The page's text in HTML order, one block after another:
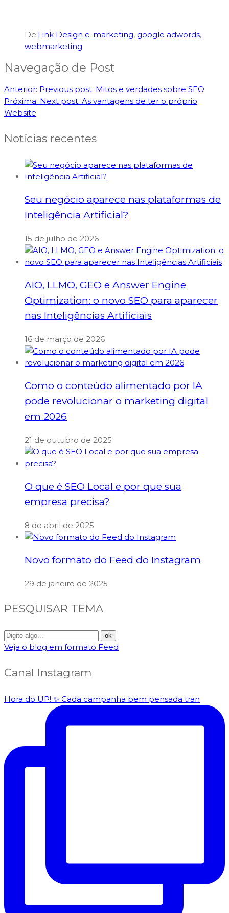
De:Link Design e-marketing, google adwords,
webmarketing
Navegação de Post
Anterior: Previous post: Mitos e verdades sobre SEO
Próxima: Next post: As vantagens de ter o próprio
Website
Notícias recentes
Seu negócio aparece nas plataformas de
Inteligência Artificial?
15 de julho de 2026
AIO, LLMO, GEO e Answer Engine
Optimization: o novo SEO para aparecer
nas Inteligências Artificiais
16 de março de 2026
Como o conteúdo alimentado por IA
pode revolucionar o marketing digital
em 2026
21 de outubro de 2025
O que é SEO Local e por que sua
empresa precisa?
8 de abril de 2025
Novo formato do Feed do Instagram
29 de janeiro de 2025
PESQUISAR TEMA
Veja o blog em formato Feed
Canal Instagram
Hora do UP! ✨️ Cada campanha bem pensada tran